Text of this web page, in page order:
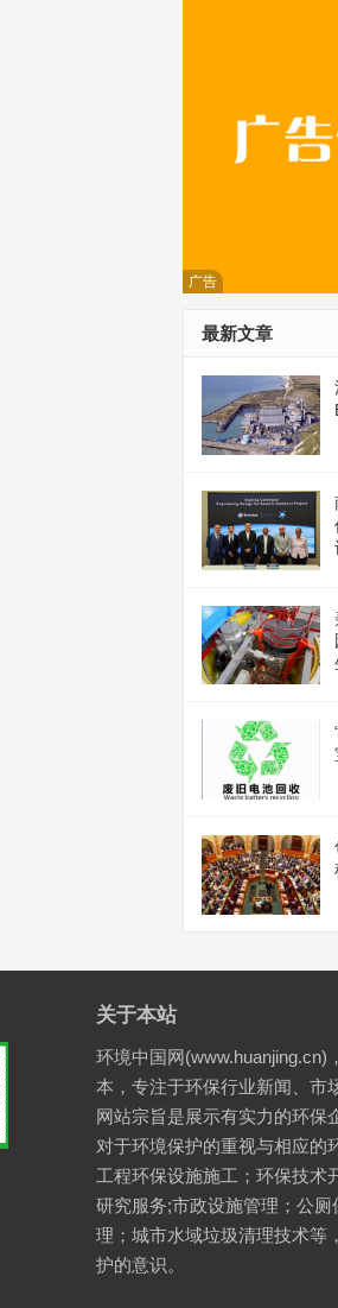
广告
最新文章
关于本站
环境中国网(www.huanjing.cn)
本，专注于环保行业新闻、市
网站宗旨是展示有实力的环保
对于环境保护的重视与相应的
工程环保设施施工；环保技术
研究服务;市政设施管理；公
理；城市水域垃圾清理技术等
护的意识。